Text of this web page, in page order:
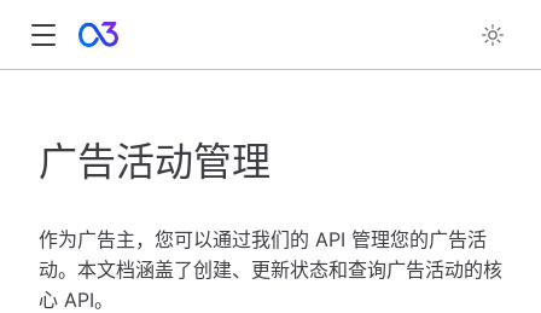
广告活动管理
作为广告主，您可以通过我们的 API 管理您的广告活
动。本文档涵盖了创建、更新状态和查询广告活动的核
心 API。